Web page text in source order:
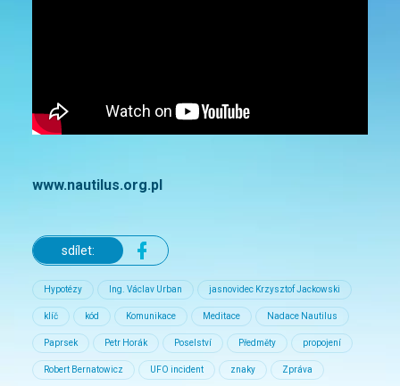
www.nautilus.org.pl
sdílet:
Hypotézy Ing. Václav Urban jasnovidec Krzysztof Jackowski
klíč kód Komunikace Meditace Nadace Nautilus
Paprsek Petr Horák Poselství Předměty propojení
Robert Bernatowicz UFO incident znaky Zpráva